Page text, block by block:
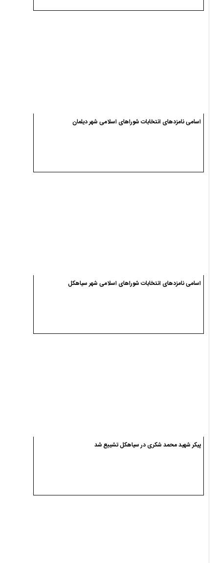
اسامی نامزدهای انتخابات شوراهای اسلامی شهر دیلمان
اسامی نامزدهای انتخابات شوراهای اسلامی شهر سیاهکل
پیکر شهید محمد شکری در سیاهکل تشییع شد